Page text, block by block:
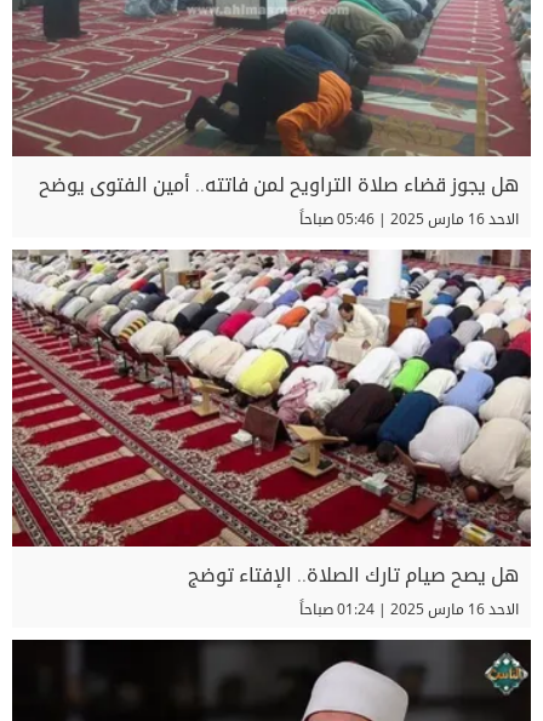
هل يجوز قضاء صلاة التراويح لمن فاتته.. أمين الفتوى يوضح
الاحد 16 مارس 2025 | 05:46 صباحاً
هل يصح صيام تارك الصلاة.. الإفتاء توضج
الاحد 16 مارس 2025 | 01:24 صباحاً